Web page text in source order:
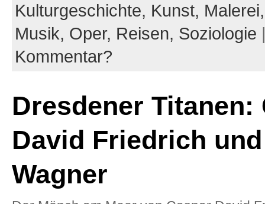
Kulturgeschichte, Kunst,
Musik, Oper, Reisen, Soziologie
Kommentar?
Dresdener Titanen:
David Friedrich
Wagner